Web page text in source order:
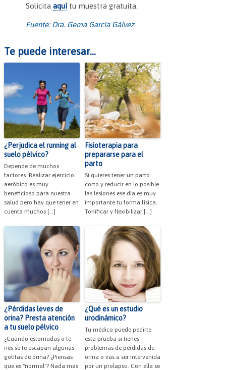
Solicitaaquítu muestra gratuita.
Fuente: Dra. Gema García Gálvez
Te puede interesar...
¿Perjudica el running al
suelo pélvico?
Depende de muchos
factores. Realizar ejercicio
aeróbico es muy
beneficioso para nuestra
salud pero hay que tener en
cuenta muchos […]
Fisioterapia para
prepararse para el
parto
Si quieres tener un parto
corto y reducir en lo posible
las lesiones ese día es muy
importante tu forma física.
Tonificar y flexibilizar […]
¿Pérdidas leves de
orina? Presta atención
a tu suelo pélvico
¿Cuando estornudas o te
ríes se te escapan algunas
gotitas de orina? ¿Piensas
que es "normal"? Nada más
¿Qué es un estudio
urodinámico?
Tu médico puede pedirte
esta prueba si tienes
problemas de pérdidas de
orina o vas a ser intervenida
por un prolapso. Con ella se